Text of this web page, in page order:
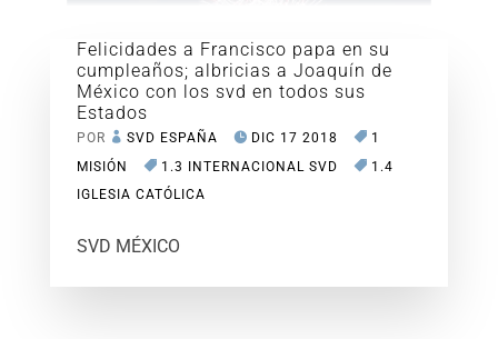
Felicidades a Francisco papa en su
cumpleaños; albricias a Joaquín de
México con los svd en todos sus
Estados
POR SVD ESPAÑA DIC 17 2018
1
MISIÓN
1.3 INTERNACIONAL SVD
1.4
IGLESIA CATÓLICA
SVD MÉXICO